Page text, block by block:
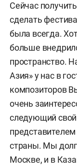
Сейчас
сделать
была всегда.
больше
пространство.
Азия» у нас в
композиторов
очень
следующий свой
страны. Мы
Москве, и в